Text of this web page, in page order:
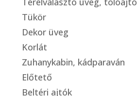
Tükör
Dekor üveg
Korlát
Zuhanykabin, kádparaván
Előtető
Beltéri ajtók